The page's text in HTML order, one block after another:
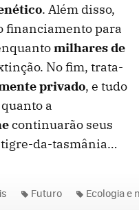
. Além disso,
financiamento para
milhares de
No fim, trata-
privado, e tudo
quanto a
continuarão seus
tigre-da-tasmânia…
Futuro Ecologia e